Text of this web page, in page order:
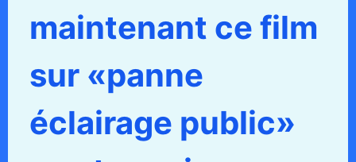
maintenant ce film
sur «panne
éclairage public»